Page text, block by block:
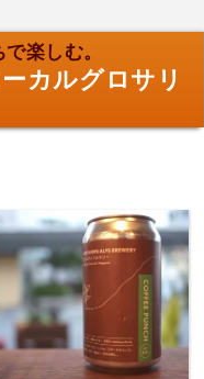
楽しむ。
カルグロサリ